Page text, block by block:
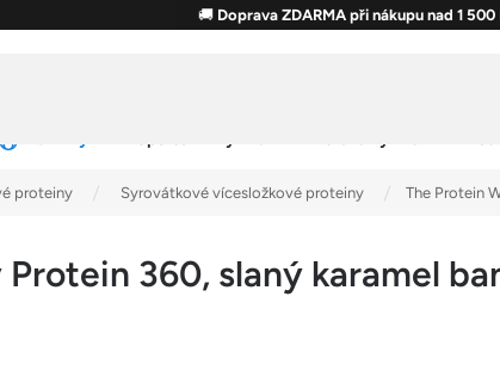
🚚 Doprava ZDARMA při nákupu nad 1 500
proteiny Syrovátkové vícesložkové proteiny The Protein
360, slaný karamel